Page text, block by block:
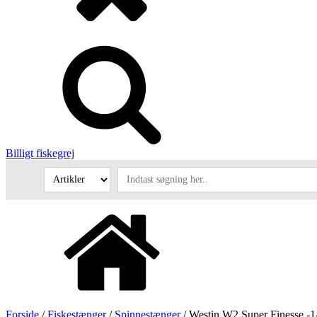
Billigt fiskegrej
Forside /Fiskestænger/ Spinnestænger/ Westin W2 Super Finesse -